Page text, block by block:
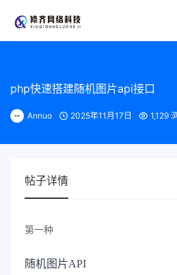
php快速搭建随机图片api接口
Annuo 2025年11月17日 1,129
帖子详情
第一种
随机图片API